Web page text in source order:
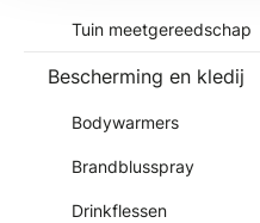
Tuin meetgereedschap
Bescherming en kledij
Bodywarmers
Brandblusspray
Drinkflessen